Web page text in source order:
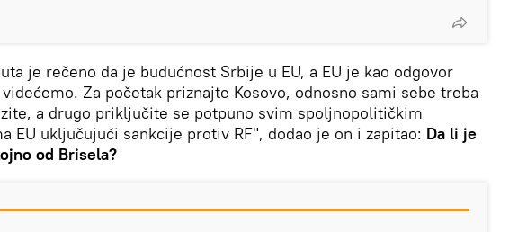
je rečeno da je budućnost Srbije u EU, a EU je kao odgovor
Za početak priznajte Kosovo, odnosno sami sebe treba
a drugo priključite se potpuno svim spoljnopolitičkim
EU uključujući sankcije protiv RF", dodao je on i zapitao: Da li je
od Brisela?